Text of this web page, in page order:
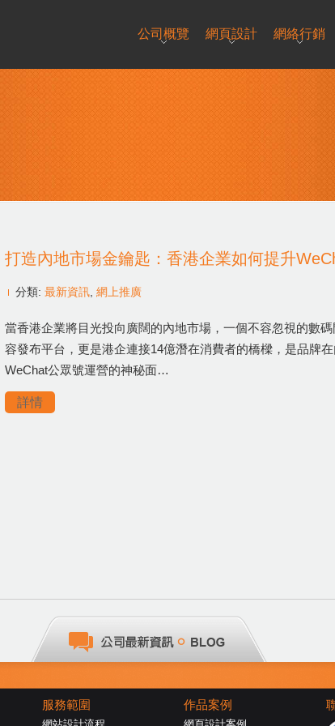
公司概覽 網頁設計 網絡行銷
打造內地市場金鑰匙：香港企業如何提升
分類: 最新資訊, 網上推廣
當香港企業將目光投向廣闊的內地市場，一個不容忽視的數
容發布平台，更是港企連接14億潛在消費者的橋樑，是品牌
WeChat公眾號運營的神秘面…
詳情
服務範圍 作品案例